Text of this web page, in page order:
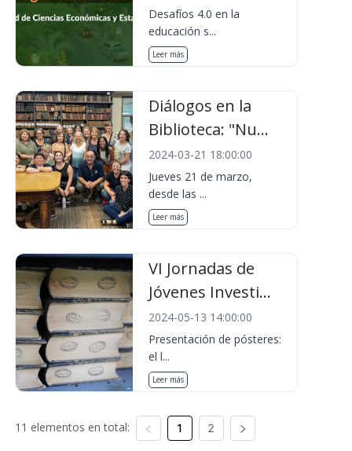
Desafíos 4.0 en la
educación s...
Leer más
Diálogos en la
Biblioteca: "Nu...
2024-03-21 18:00:00
Jueves 21 de marzo,
desde las ...
Leer más
VI Jornadas de
Jóvenes Investi...
2024-05-13 14:00:00
Presentación de pósteres:
el l...
Leer más
11 elementos en total: 1 2